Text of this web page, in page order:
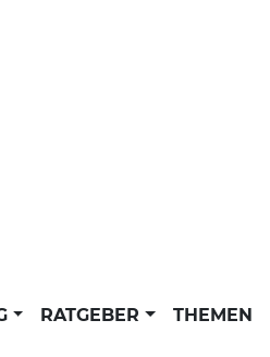
RATGEBER THEMEN